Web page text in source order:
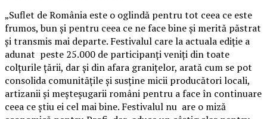
„Suflet de România este o oglindă pentru tot ceea ce este
frumos, bun și pentru ceea ce ne face bine și merită păstrat
și transmis mai departe. Festivalul care la actuala ediție a
adunat peste 25.000 de participanți veniți din toate
colțurile țării, dar și din afara granițelor, arată cum se pot
consolida comunitățile și susține micii producători locali,
artizanii și meșteșugarii români pentru a face în continuare
ceea ce știu ei cel mai bine. Festivalul nu are o miză